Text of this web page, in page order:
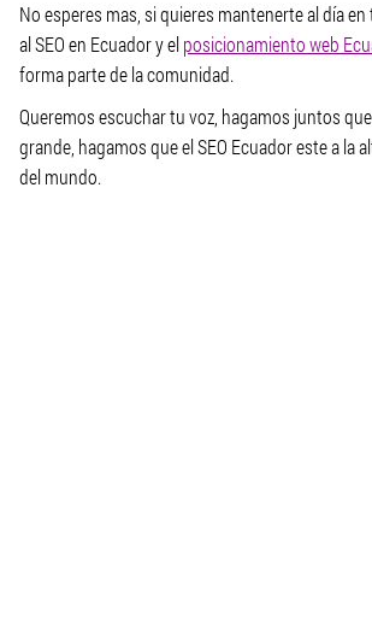
No esperes mas, si quieres mantenerte al día
al SEO en Ecuador y elposicionamiento web
forma parte de la comunidad.
Queremos escuchar tu voz, hagamos juntos
grande, hagamos que el SEO Ecuador este a la
del mundo.